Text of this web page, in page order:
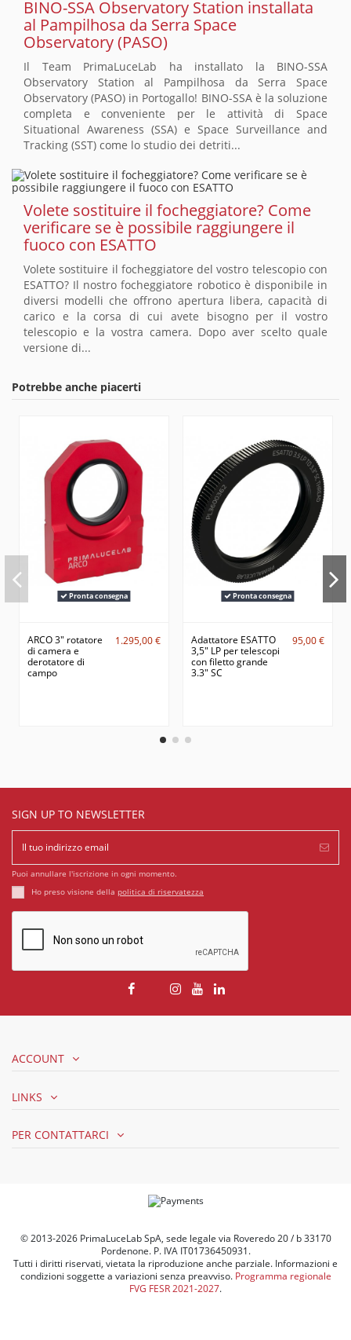
BINO-SSA Observatory Station installata
al Pampilhosa da Serra Space
Observatory (PASO)
Il Team PrimaLuceLab ha installato la BINO-SSA
Observatory Station al Pampilhosa da Serra Space
Observatory (PASO) in Portogallo! BINO-SSA è la soluzione
completa e conveniente per le attività di Space
Situational Awareness (SSA) e Space Surveillance and
Tracking (SST) come lo studio dei detriti...
Volete sostituire il focheggiatore? Come
verificare se è possibile raggiungere il
fuoco con ESATTO
Volete sostituire il focheggiatore del vostro telescopio con
ESATTO? Il nostro focheggiatore robotico è disponibile in
diversi modelli che offrono apertura libera, capacità di
carico e la corsa di cui avete bisogno per il vostro
telescopio e la vostra camera. Dopo aver scelto quale
versione di...
Potrebbe anche piacerti
Pronta consegna
ARCO 3" rotatore
di camera e
derotatore di
campo
1.295,00 €
Pronta consegna
Adattatore ESATTO
3,5" LP per telescopi
con filetto grande
3.3" SC
95,00 €
SIGN UP TO NEWSLETTER
Puoi annullare l'iscrizione in ogni momento.
Ho preso visione della politica di riservatezza
ACCOUNT
LINKS
PER CONTATTARCI
© 2013-2026 PrimaLuceLab SpA, sede legale via Roveredo 20 / b 33170
Pordenone. P. IVA IT01736450931.
Tutti i diritti riservati, vietata la riproduzione anche parziale. Informazioni e
condizioni soggette a variazioni senza preavviso. Programma regionale
FVG FESR 2021-2027.